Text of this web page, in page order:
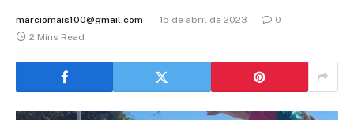
marciomais100@gmail.com 15 de abril de 2023
0
2 Mins Read